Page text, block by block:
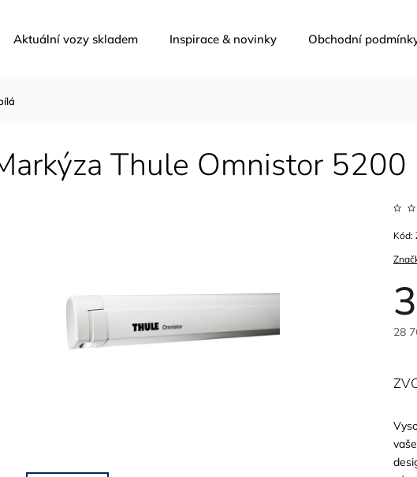
Aktuální vozy skladem Inspirace & novinky Obchodní
Thule Omnistor
28
Kód: